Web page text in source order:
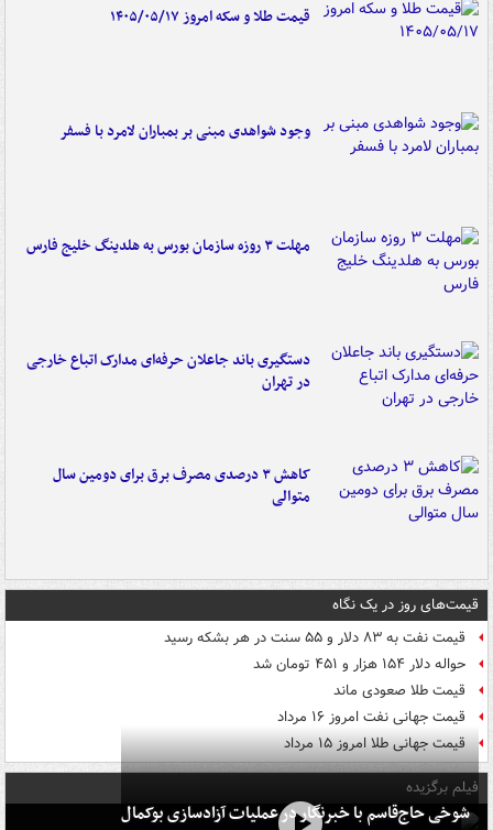
قیمت طلا و سکه امروز ۱۴۰۵/۰۵/۱۷
وجود شواهدی مبنی بر بمباران لامرد با فسفر
مهلت ۳ روزه سازمان بورس به هلدینگ خلیج فارس
دستگیری باند جاعلان حرفه‌ای مدارک اتباع خارجی
در تهران
کاهش ۳ درصدی مصرف برق برای دومین سال
متوالی
قیمت‌های روز در یک نگاه
قیمت نفت به ۸۳ دلار و ۵۵ سنت در هر بشکه رسید
حواله دلار ۱۵۴ هزار و ۴۵۱ تومان شد
قیمت طلا صعودی ماند
قیمت جهانی نفت امروز ۱۶ مرداد
قیمت جهانی طلا امروز ۱۵ مرداد
فیلم برگزیده
شوخی حاج‌قاسم با خبرنگار در عملیات آزادسازی بوکمال